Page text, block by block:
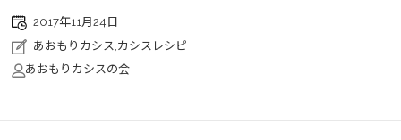
2017年11月24日
あおもりカシス カシスレシピ
あおもりカシスの会